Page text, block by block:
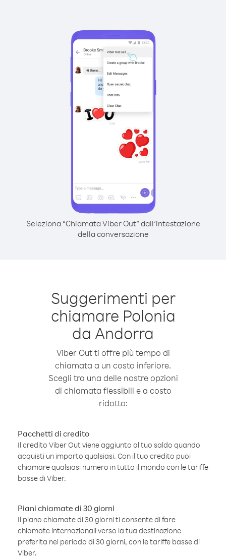
Seleziona “Chiamata Viber Out” dall’intestazione
della conversazione
Suggerimenti per
chiamare Polonia
da Andorra
Viber Out ti offre più tempo di
chiamata a un costo inferiore.
Scegli tra una delle nostre opzioni
di chiamata flessibili e a costo
ridotto:
Pacchetti di credito
Il credito Viber Out viene aggiunto al tuo saldo quando
acquisti un importo qualsiasi. Con il tuo credito puoi
chiamare qualsiasi numero in tutto il mondo con le tariffe
basse di Viber.
Piani chiamate di 30 giorni
Il piano chiamate di 30 giorni ti consente di fare
chiamate internazionali verso la tua destinazione
preferita nel periodo di 30 giorni, con le tariffe basse di
Viber.